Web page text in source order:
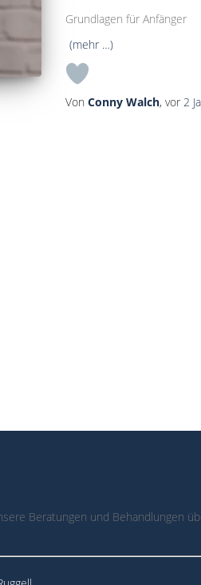
Grundlagen für Anfänger
(mehr …)
Von Conny Walch, vor 2
Beratungen und Behandlungen